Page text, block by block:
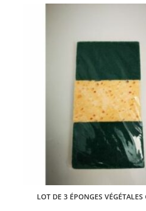
LOT DE 3 ÉPONGES VÉGÉTALES